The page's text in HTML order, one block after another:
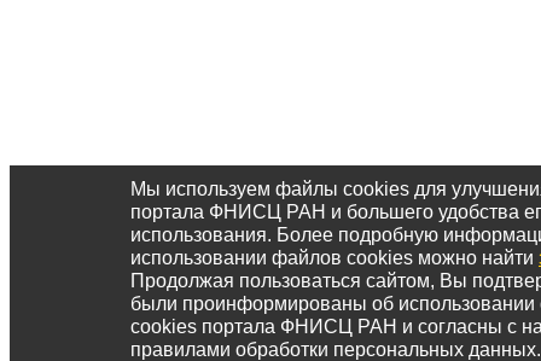
Мы используем файлы cookies для
портала ФНИСЦ РАН и большего удобства
использования. Более подробную
использовании файлов cookies можно найти
Продолжая пользоваться сайтом, Вы
были проинформированы об
cookies портала ФНИСЦ РАН и согласны с
правилами обработки персональных данных.